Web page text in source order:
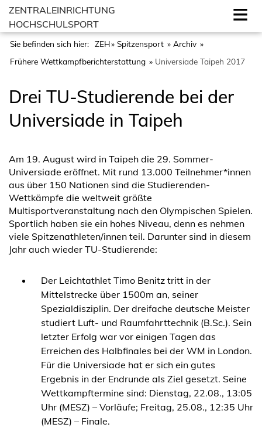
ZENTRALEINRICHTUNG
HOCHSCHULSPORT
Sie befinden sich hier: ZEH Spitzensport
Archiv
Frühere Wettkampfberichterstattung
Universiade Taipeh 2017
Drei TU-Studierende bei der
Universiade in Taipeh
Am 19. August wird in Taipeh die 29. Sommer-
Universiade eröffnet. Mit rund 13.000 Teilnehmer*innen
aus über 150 Nationen sind die Studierenden-
Wettkämpfe die weltweit größte
Multisportveranstaltung nach den Olympischen Spielen.
Sportlich haben sie ein hohes Niveau, denn es nehmen
viele Spitzenathleten/innen teil. Darunter sind in diesem
Jahr auch wieder TU-Studierende:
Der Leichtathlet Timo Benitz tritt in der
Mittelstrecke über 1500m an, seiner
Spezialdisziplin. Der dreifache deutsche Meister
studiert Luft- und Raumfahrttechnik (B.Sc.). Sein
letzter Erfolg war vor einigen Tagen das
Erreichen des Halbfinales bei der WM in London.
Für die Universiade hat er sich ein gutes
Ergebnis in der Endrunde als Ziel gesetzt. Seine
Wettkampftermine sind: Dienstag, 22.08., 13:05
Uhr (MESZ) – Vorläufe; Freitag, 25.08., 12:35 Uhr
(MESZ) – Finale.